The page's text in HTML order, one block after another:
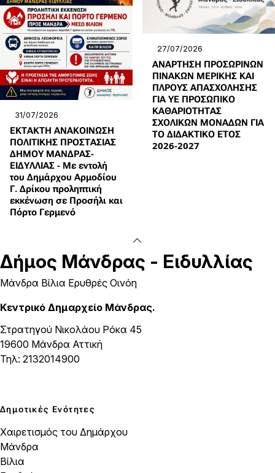
31/07/2026
ΕΚΤΑΚΤΗ ΑΝΑΚΟΙΝΩΣΗ
ΠΟΛΙΤΙΚΗΣ ΠΡΟΣΤΑΣΙΑΣ
ΔΗΜΟΥ ΜΑΝΔΡΑΣ-
ΕΙΔΥΛΛΙΑΣ - Με εντολή
του Δημάρχου Αρμοδίου
Γ. Δρίκου προληπτική
εκκένωση σε Προσήλι και
Πόρτο Γερμενό
27/07/2026
ΑΝΑΡΤΗΣΗ ΠΡΟΣΩΡΙΝΩΝ
ΠΙΝΑΚΩΝ ΜΕΡΙΚΗΣ ΚΑΙ
ΠΛΡΟΥΣ ΑΠΑΣΧΟΛΗΣΗΣ
ΓΙΑ ΥΕ ΠΡΟΣΩΠΙΚΟ
ΚΑΘΑΡΙΟΤΗΤΑΣ
ΣΧΟΛΙΚΩΝ ΜΟΝΑΔΩΝ ΓΙΑ
ΤΟ ΔΙΔΑΚΤΙΚΟ ΕΤΟΣ
2026-2027
Δήμος Μάνδρας - Ειδυλλίας
Μάνδρα Βίλια Ερυθρές Οινόη
Κεντρικό Δημαρχείο Μάνδρας.
Στρατηγού Νικολάου Ρόκα 45
19600 Μάνδρα Αττική
Τηλ: 2132014900
Δημοτικές Ενότητες
Χαιρετισμός του Δημάρχου
Μάνδρα
Βίλια